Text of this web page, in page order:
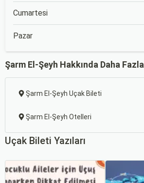
Cumartesi
Pazar
Şarm El-Şeyh Hakkında Daha Fazla
Şarm El-Şeyh Uçak Bileti
Şarm El-Şeyh Otelleri
Uçak Bileti Yazıları